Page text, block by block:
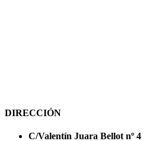
DIRECCIÓN
C/Valentín Juara Bellot nº 4